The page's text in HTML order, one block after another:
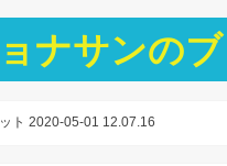
ナサンの
ト 2020-05-01 12.07.16